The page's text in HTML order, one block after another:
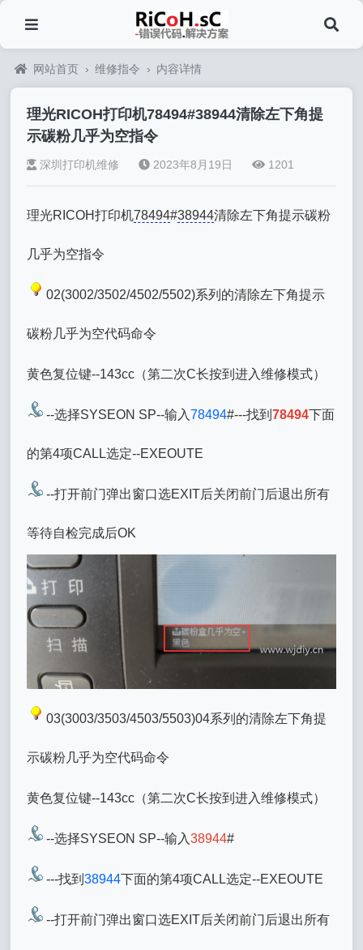
网站首页 › 维修指令 › 内容详情
理光RICOH打印机78494#38944清除左下角提
示碳粉几乎为空指令
深圳打印机维修 2023年8月19日 1201
理光RICOH打印机78494#38944清除左下角提示碳粉
几乎为空指令
02(3002/3502/4502/5502)系列的清除左下角提示
碳粉几乎为空代码命令
黄色复位键--143cc（第二次C长按到进入维修模式）
--选择SYSEON SP--输入78494#---找到78494下面
的第4项CALL选定--EXEOUTE
--打开前门弹出窗口选EXIT后关闭前门后退出所有
等待自检完成后OK
03(3003/3503/4503/5503)04系列的清除左下角提
示碳粉几乎为空代码命令
黄色复位键--143cc（第二次C长按到进入维修模式）
--选择SYSEON SP--输入38944#
---找到38944下面的第4项CALL选定--EXEOUTE
--打开前门弹出窗口选EXIT后关闭前门后退出所有